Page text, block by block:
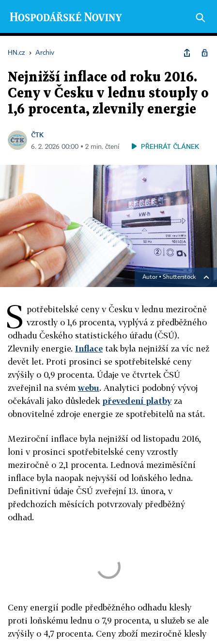
HN.cz › Archiv
Nejnižší inflace od roku 2016.
Ceny v Česku v lednu stouply o
1,6 procenta, zlevnily energie
ČTK
6. 2. 2026 00:00 ▪ 2 min. čtení PŘEHRÁT ČLÁNEK
Autor ▪ Shutterstock
S potřebitelské ceny v Česku v lednu meziročně
vzrostly o 1,6 procenta, vyplývá z předběžného
odhadu Českého statistického úřadu (ČSÚ).
Zlevnily energie. Inflace tak byla nejnižší za víc než
devět let. Proti prosinci se spotřebitelské ceny
zvýšily o 0,9 procenta. Údaje ve čtvrtek ČSÚ
zveřejnil na svémwebu. Analytici podobný vývoj
očekávali jako důsledek převedení platbyza
obnovitelné zdroje energie ze spotřebitelů na stát.
Meziroční inflace byla nejnižší od listopadu 2016,
loni v prosinci spotřebitelské ceny vzrostly
meziročně o 2,1 procenta. Lednová meziměsíční
inflace byla naopak nejvyšší od loňského ledna.
Definitivní údaje ČSÚ zveřejní 13. února, v
předchozích měsících potvrzovaly předběžný
odhad.
Ceny energií podle předběžného odhadu klesly
proti loňskému lednu o 7,9 procenta, u služeb se ale
zvýšily o 4,7 procenta. Ceny zboží meziročně klesly